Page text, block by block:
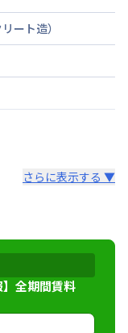
ート造）
3分
田駅徒歩4分
さらに表示する ▼
】全期間賃料